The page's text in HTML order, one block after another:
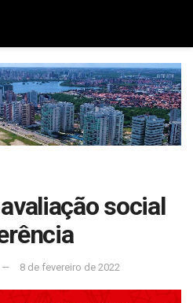
social
8 de fevereiro de 2022